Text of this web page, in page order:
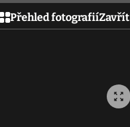
Přehled fotografiíZavřít